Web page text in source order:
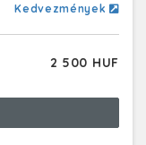
Kedvezmények
2 500 HUF